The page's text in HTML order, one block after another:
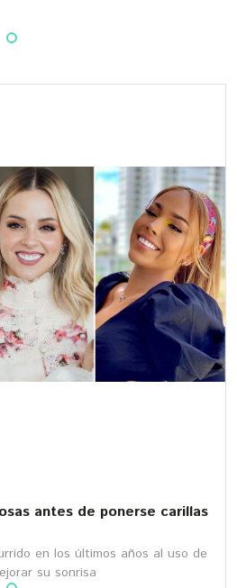
antes de ponerse carillas
en los últimos años al uso de
su sonrisa